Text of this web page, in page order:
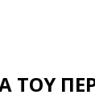
ΤΟΥ